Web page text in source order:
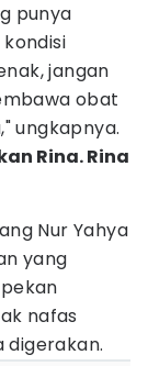
punya
jangan
obat
ungkapnya.
Rina. Rina
Nur Yahya
yang
nafas
digerakan.